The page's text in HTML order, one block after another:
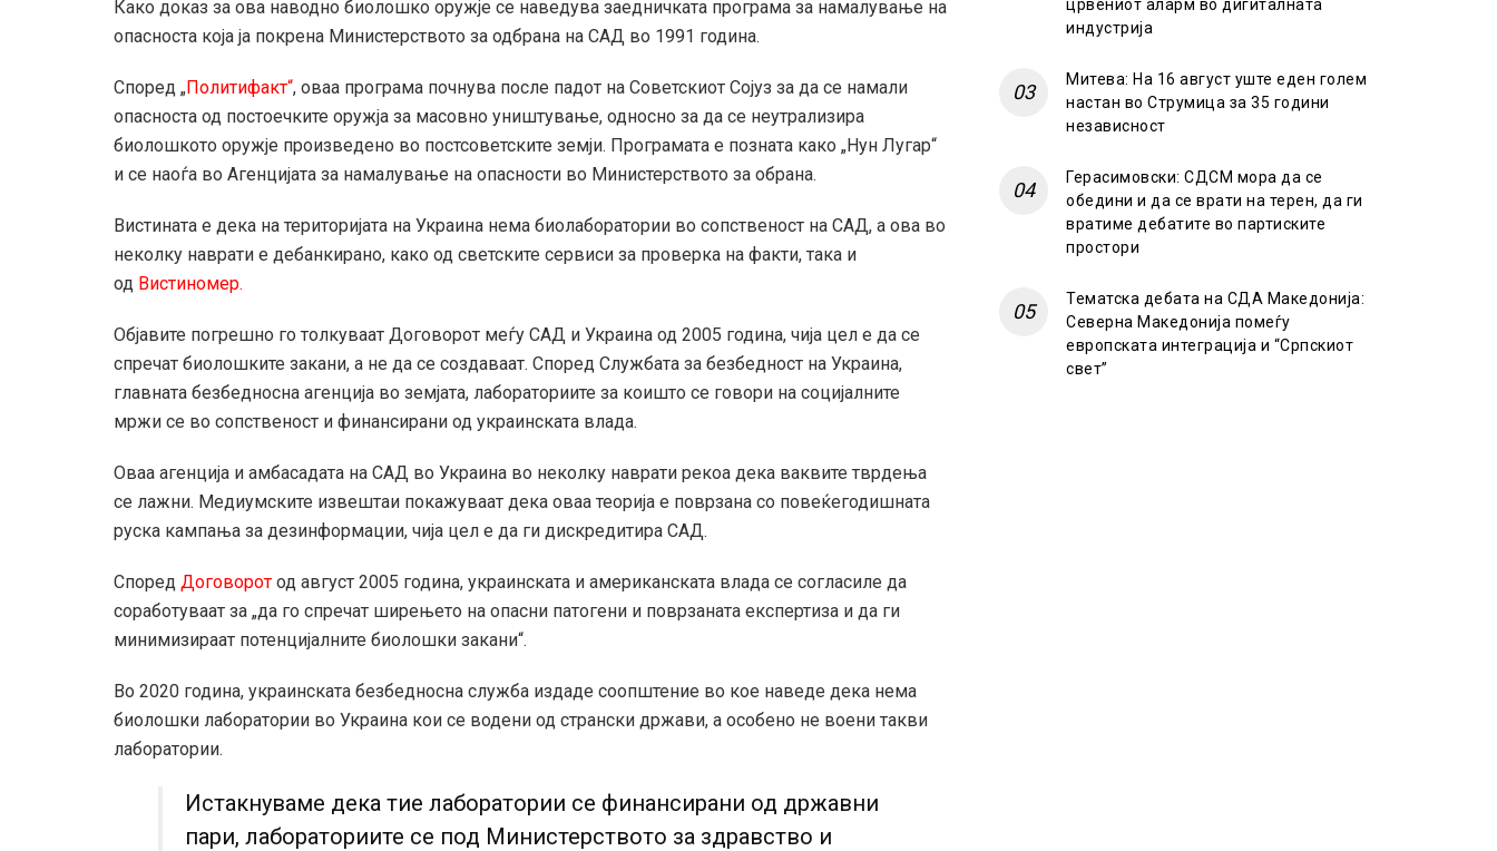
Како доказ за ова наводно биолошко оружје се наведува заедничката програма за намалување на
опасноста која ја покрена Министерството за одбрана на САД во 1991 година.
Според „Политифакт“, оваа програма почнува после падот на Советскиот Сојуз за да се намали
опасноста од постоечките оружја за масовно уништување, односно за да се неутрализира
биолошкото оружје произведено во постсоветските земји. Програмата е позната како „Нун Лугар“
и се наоѓа во Агенцијата за намалување на опасности во Министерството за обрана.
Вистината е дека на територијата на Украина нема биолаборатории во сопственост на САД, а ова во
неколку наврати е дебанкирано, како од светските сервиси за проверка на факти, така и
од Вистиномер.
Објавите погрешно го толкуваат Договорот меѓу САД и Украина од 2005 година, чија цел е да се
спречат биолошките закани, а не да се создаваат. Според Службата за безбедност на Украина,
главната безбедносна агенција во земјата, лабораториите за коишто се говори на социјалните
мржи се во сопственост и финансирани од украинската влада.
Оваа агенција и амбасадата на САД во Украина во неколку наврати рекоа дека ваквите тврдења
се лажни. Медиумските извештаи покажуваат дека оваа теорија е поврзана со повеќегодишната
руска кампања за дезинформации, чија цел е да ги дискредитира САД.
Според Договорот од август 2005 година, украинската и американската влада се согласиле да
соработуваат за „да го спречат ширењето на опасни патогени и поврзаната експертиза и да ги
минимизираат потенцијалните биолошки закани“.
Во 2020 година, украинската безбедносна служба издаде соопштение во кое наведе дека нема
биолошки лаборатории во Украина кои се водени од странски држави, а особено не воени такви
лаборатории.
Истакнуваме дека тие лаборатории се финансирани од државни
пари, лабораториите се под Министерството за здравство и
црвениот аларм во дигиталната
индустрија
Митева: На 16 август уште еден голем
настан во Струмица за 35 години
независност
Герасимовски: СДСМ мора да се
обедини и да се врати на терен, да ги
вратиме дебатите во партиските
простори
Тематска дебата на СДА Македонија:
Северна Македонија помеѓу
европската интеграција и “Српскиот
свет”